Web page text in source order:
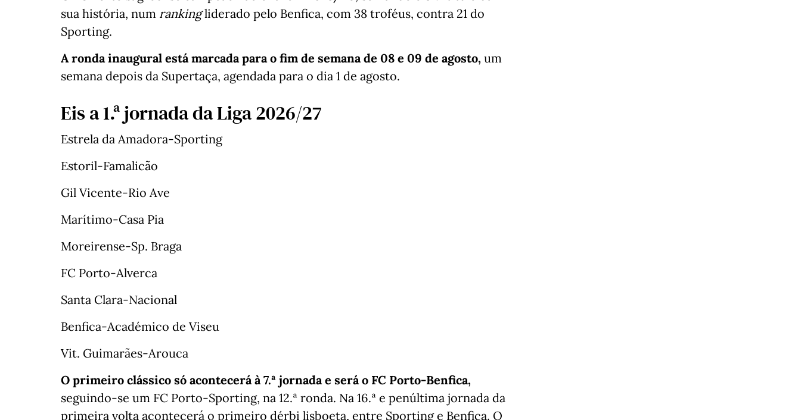
sua história, num rankingliderado pelo Benfica, com 38 troféus, contra 21 do
Sporting.
A ronda inaugural está marcada para o fim de semana de 08 e 09 de agosto, um
semana depois da Supertaça, agendada para o dia 1 de agosto.
Eis a 1.ª jornada da Liga 2026/27
Estrela da Amadora-Sporting
Estoril-Famalicão
Gil Vicente-Rio Ave
Marítimo-Casa Pia
Moreirense-Sp. Braga
FC Porto-Alverca
Santa Clara-Nacional
Benfica-Académico de Viseu
Vit. Guimarães-Arouca
O primeiro clássico só acontecerá à 7.ª jornada e será o FC Porto-Benfica,
seguindo-se um FC Porto-Sporting, na 12.ª ronda. Na 16.ª e penúltima jornada da
primeira volta acontecerá o primeiro dérbi lisboeta, entre Sporting e Benfica. O